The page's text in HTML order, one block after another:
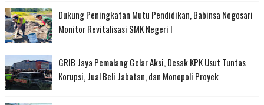
Dukung Peningkatan Mutu Pendidikan, Babinsa Nogosari
Monitor Revitalisasi SMK Negeri I
GRIB Jaya Pemalang Gelar Aksi, Desak KPK Usut Tuntas
Korupsi, Jual Beli Jabatan, dan Monopoli Proyek